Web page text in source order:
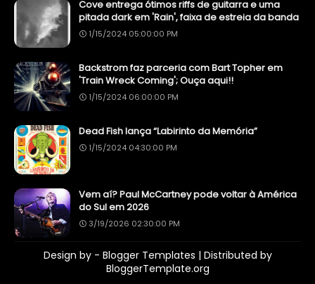
Cove entrega ótimos riffs de guitarra e uma
pitada dark em 'Rain', faixa de estreia da banda
1/15/2024 05:00:00 PM
Backstrom faz parceria com Bart Topher em
'Train Wreck Coming'; Ouça aqui!!
1/15/2024 06:00:00 PM
Dead Fish lança “Labirinto da Memória”
1/15/2024 04:30:00 PM
Vem aí? Paul McCartney pode voltar à América
do Sul em 2026
3/19/2026 02:30:00 PM
Design by - Blogger Templates | Distributed by
BloggerTemplate.org